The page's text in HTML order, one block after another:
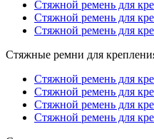
Стяжной ремень для
Стяжной ремень для
Стяжной ремень для
Стяжные ремни для
Стяжной ремень для
Стяжной ремень для
Стяжной ремень для
Стяжной ремень для